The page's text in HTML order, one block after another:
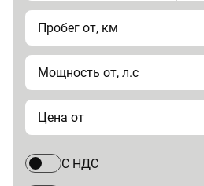
Пробег от, км
Мощность от, л.с
Цена от
С НДС